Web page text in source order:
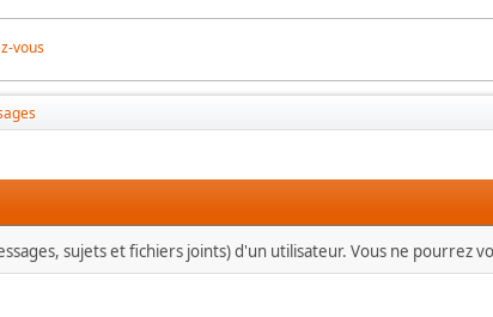
vous
sujets et fichiers joints) d'un utilisateur. Vous ne pourrez